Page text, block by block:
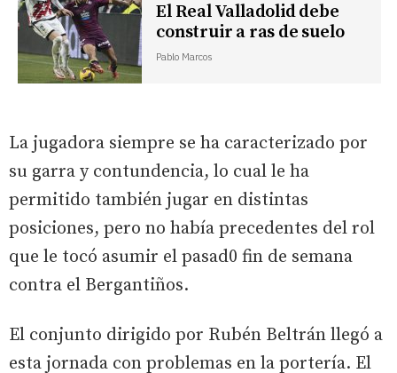
El Real Valladolid debe
construir a ras de suelo
Pablo Marcos
La jugadora siempre se ha caracterizado por
su garra y contundencia, lo cual le ha
permitido también jugar en distintas
posiciones, pero no había precedentes del rol
que le tocó asumir el pasad0 fin de semana
contra el Bergantiños.
El conjunto dirigido por Rubén Beltrán llegó a
esta jornada con problemas en la portería. El